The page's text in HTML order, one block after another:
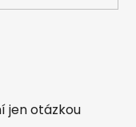
jen otázkou